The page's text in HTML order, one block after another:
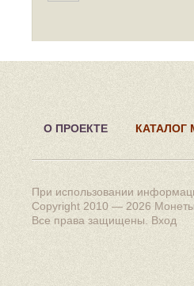
О ПРОЕКТЕ КАТАЛОГ
При использовании
Copyright 2010 — 2026
Все права защищены. Вход